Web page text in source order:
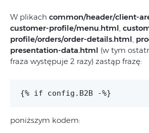
W plikach common/header/client-
customer-profile/menu.html,
profile/orders/order-details.html,
presentation-data.html (w tym
fraza występuje 2 razy) zastąp frazę:
poniższym kodem: